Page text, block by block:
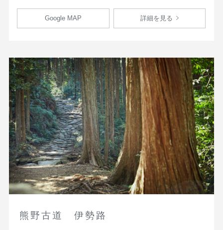
Google MAP 詳細を見る
熊野古道 伊勢路